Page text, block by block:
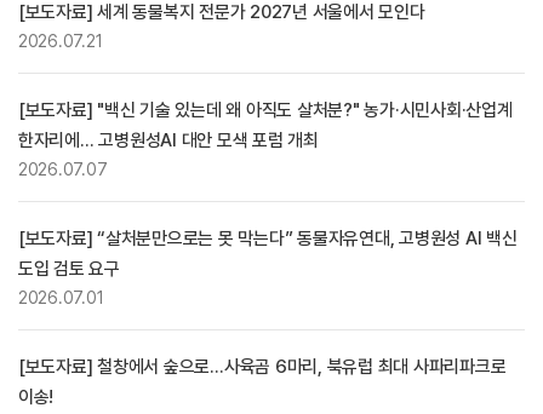
[보도자료] 세계 동물복지 전문가 2027년 서울에서 모인다
2026.07.21
[보도자료] "백신 기술 있는데 왜 아직도 살처분?" 농가·시민사회·산업계
한자리에… 고병원성AI 대안 모색 포럼 개최
2026.07.07
[보도자료] “살처분만으로는 못 막는다” 동물자유연대, 고병원성 AI 백신
도입 검토 요구
2026.07.01
[보도자료] 철창에서 숲으로…사육곰 6마리, 북유럽 최대 사파리파크로
이송!